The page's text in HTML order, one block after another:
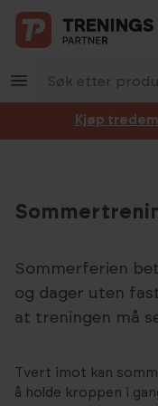
Hopp til innhold
Kjøp
Sommerferien
og dager uten
at treningen må
Tvert imot kan
å holde kroppen i